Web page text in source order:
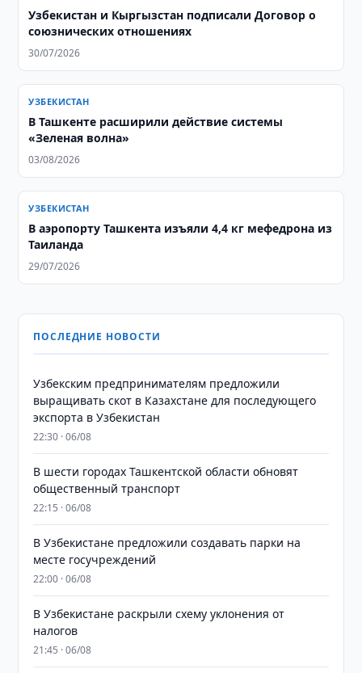
Узбекистан и Кыргызстан подписали Договор о
союзнических отношениях
30/07/2026
УЗБЕКИСТАН
В Ташкенте расширили действие системы
«Зеленая волна»
03/08/2026
УЗБЕКИСТАН
В аэропорту Ташкента изъяли 4,4 кг мефедрона из
Таиланда
29/07/2026
ПОСЛЕДНИЕ НОВОСТИ
Узбекским предпринимателям предложили
выращивать скот в Казахстане для последующего
экспорта в Узбекистан
22:30 · 06/08
В шести городах Ташкентской области обновят
общественный транспорт
22:15 · 06/08
В Узбекистане предложили создавать парки на
месте госучреждений
22:00 · 06/08
В Узбекистане раскрыли схему уклонения от
налогов
21:45 · 06/08